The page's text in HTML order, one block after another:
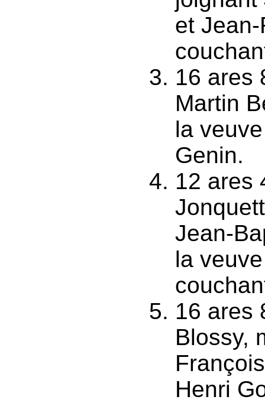
et
16 ares
Martin
la
Genin.
12 ares
Jean-
la
16 ares
Blossy,
Henri